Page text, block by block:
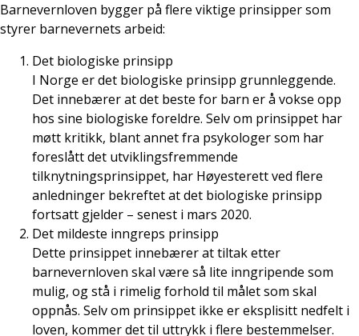
Barnevernloven bygger på flere viktige prinsipper som
styrer barnevernets arbeid:
Det biologiske prinsipp
I Norge er det biologiske prinsipp grunnleggende.
Det innebærer at det beste for barn er å vokse opp
hos sine biologiske foreldre. Selv om prinsippet har
møtt kritikk, blant annet fra psykologer som har
foreslått det utviklingsfremmende
tilknytningsprinsippet, har Høyesterett ved flere
anledninger bekreftet at det biologiske prinsipp
fortsatt gjelder – senest i mars 2020.
Det mildeste inngreps prinsipp
Dette prinsippet innebærer at tiltak etter
barnevernloven skal være så lite inngripende som
mulig, og stå i rimelig forhold til målet som skal
oppnås. Selv om prinsippet ikke er eksplisitt nedfelt i
loven, kommer det til uttrykk i flere bestemmelser.